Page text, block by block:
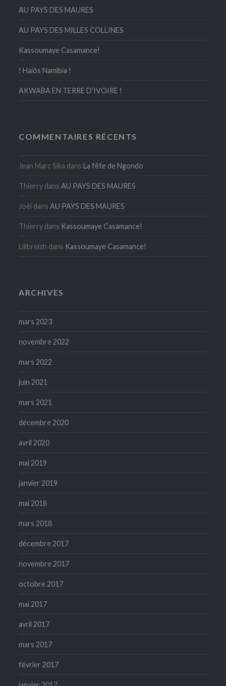
AU PAYS DES MAURES
AU PAYS DES MILLES COLLINES
Kassoumaye Casamance!
! Haiôs Namibia !
AKWABA EN TERRE D’IVOIRE !
COMMENTAIRES RÉCENTS
Jean Marc Sika dansLa fête de Ngondo
Thierry dansAU PAYS DES MAURES
Joël dansAU PAYS DES MAURES
Thierry dans Kassoumaye Casamance!
Lilibreizh dans Kassoumaye Casamance!
ARCHIVES
mars 2023
novembre 2022
mars 2022
juin 2021
mars 2021
décembre 2020
avril 2020
mai 2019
janvier 2019
mai 2018
mars 2018
décembre 2017
novembre 2017
octobre 2017
mai 2017
avril 2017
mars 2017
février 2017